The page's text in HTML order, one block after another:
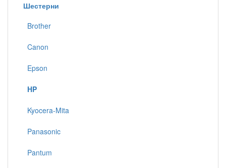
Шестерни
Brother
Canon
Epson
HP
Kyocera-Mita
Panasonic
Pantum